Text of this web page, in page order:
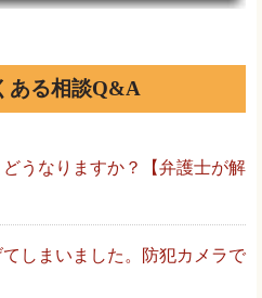
ある相談Q&A
うなりますか？【弁護士が解
しまいました。防犯カメラで